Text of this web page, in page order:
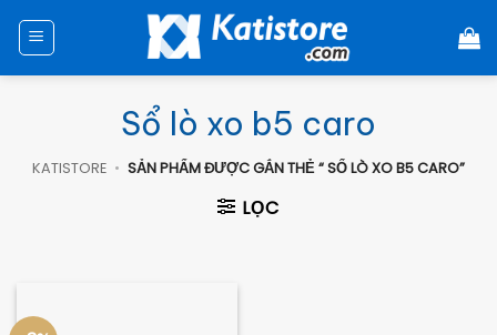
đến
Sổ lò xo b5 caro
KATISTORE • SẢN PHẨM ĐƯỢC GẮN THẺ “ SỔ LÒ XO B5 CARO”
LỌC